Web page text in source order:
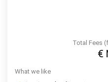
Total Fees
€
What we like